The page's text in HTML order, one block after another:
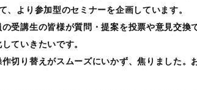
より参加型のセミナーを企画しています。
受講生の皆様が質問・提案を投票や意見交
ていきたいです。
切り替えがスムーズにいかず、焦りました。